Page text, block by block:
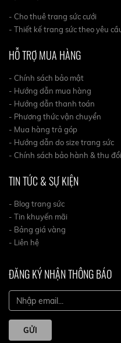
- Cho thuê trang sức cưới
- Thiết kế trang sức theo yêu
HỖ TRỢ MUA HÀNG
- Chính sách bảo mật
- Hướng dẫn mua hàng
- Hướng dẫn thanh toán
- Phương thức vận chuyển
- Mua hàng trả góp
- Hướng dẫn do size trang sức
- Chính sách bảo hành & thu đổi
TIN TỨC & SỰ KIỆN
- Blog trang sức
- Tin khuyến mãi
- Bảng giá vàng
- Liên hệ
ĐĂNG KÝ NHẬN THÔNG BÁO
GỬI